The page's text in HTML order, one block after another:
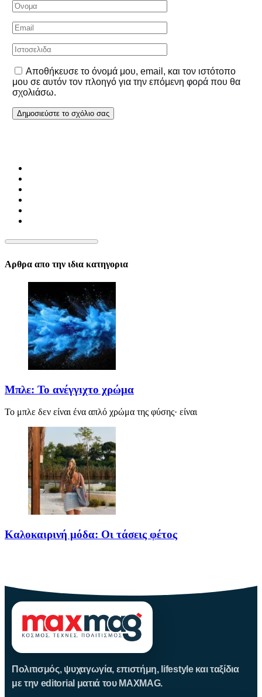
Αποθήκευσε το όνομά μου, email, και τον ιστότοπο
μου σε αυτόν τον πλοηγό για την επόμενη φορά που θα
σχολιάσω.
Αρθρα απο την ιδια κατηγορια
Μπλε: Το ανέγγιχτο χρώμα
Το μπλε δεν είναι ένα απλό χρώμα της φύσης· είναι
Καλοκαιρινή μόδα: Οι τάσεις φέτος
Πολιτισμός, ψυχαγωγία, επιστήμη, lifestyle και ταξίδια
με την editorial ματιά του MAXMAG.